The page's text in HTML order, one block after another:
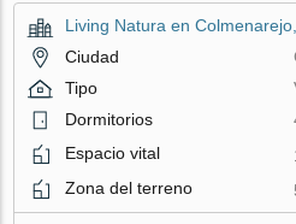
Living Natura en
Ciudad
Tipo
Dormitorios
Espacio vital
Zona del terreno